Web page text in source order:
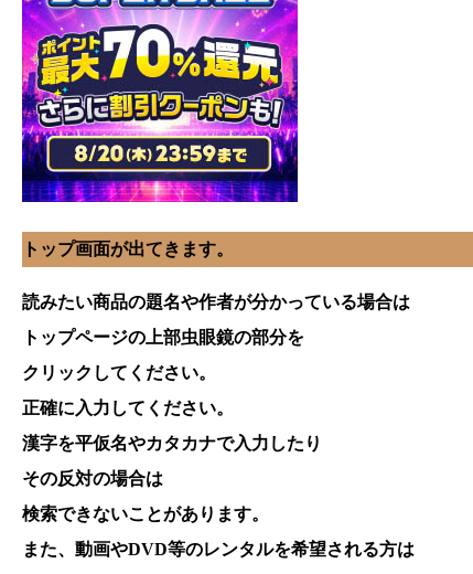
トップ画面が出てきます。
読みたい商品の題名や作者が分かっている場合は
トップページの上部虫眼鏡の部分を
クリックしてください。
正確に入力してください。
漢字を平仮名やカタカナで入力したり
その反対の場合は
検索できないことがあります。
また、動画やDVD等のレンタルを希望される方は